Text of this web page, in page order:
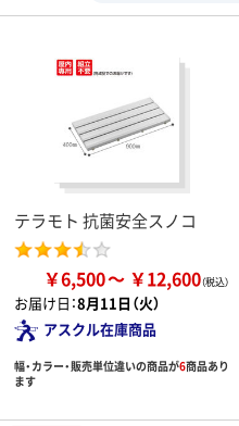
テラモト 抗菌安全スノコ
￥6,500 ￥12,600
お届け日：8月11日（火）
アスクル在庫商品
幅・カラー・販売単位違いの商品が6商品あり
ます